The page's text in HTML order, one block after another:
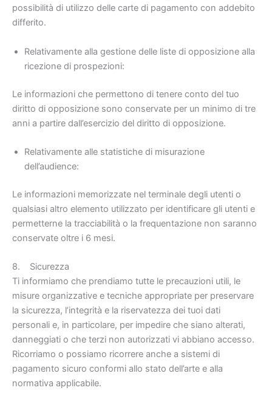
possibilità di utilizzo delle carte di pagamento con addebito
differito.
Relativamente alla gestione delle liste di opposizione alla
ricezione di prospezioni:
Le informazioni che permettono di tenere conto del tuo
diritto di opposizione sono conservate per un minimo di tre
anni a partire dall’esercizio del diritto di opposizione.
Relativamente alle statistiche di misurazione
dell’audience:
Le informazioni memorizzate nel terminale degli utenti o
qualsiasi altro elemento utilizzato per identificare gli utenti e
permetterne la tracciabilità o la frequentazione non saranno
conservate oltre i 6 mesi.
8. Sicurezza
Ti informiamo che prendiamo tutte le precauzioni utili, le
misure organizzative e tecniche appropriate per preservare
la sicurezza, l’integrità e la riservatezza dei tuoi dati
personali e, in particolare, per impedire che siano alterati,
danneggiati o che terzi non autorizzati vi abbiano accesso.
Ricorriamo o possiamo ricorrere anche a sistemi di
pagamento sicuro conformi allo stato dell’arte e alla
normativa applicabile.